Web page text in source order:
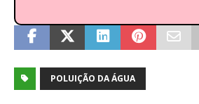
POLUIÇÃO DA ÁGUA